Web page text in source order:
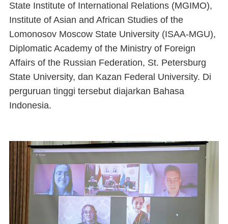
State Institute of International Relations (MGIMO),
Institute of Asian and African Studies of the
Lomonosov Moscow State University (ISAA-MGU),
Diplomatic Academy of the Ministry of Foreign
Affairs of the Russian Federation, St. Petersburg
State University, dan Kazan Federal University. Di
perguruan tinggi tersebut diajarkan Bahasa
Indonesia.